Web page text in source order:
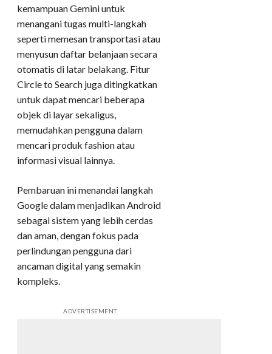
kemampuan Gemini untuk
menangani tugas multi-langkah
seperti memesan transportasi atau
menyusun daftar belanjaan secara
otomatis di latar belakang. Fitur
Circle to Search juga ditingkatkan
untuk dapat mencari beberapa
objek di layar sekaligus,
memudahkan pengguna dalam
mencari produk fashion atau
informasi visual lainnya.
Pembaruan ini menandai langkah
Google dalam menjadikan Android
sebagai sistem yang lebih cerdas
dan aman, dengan fokus pada
perlindungan pengguna dari
ancaman digital yang semakin
kompleks.
ADVERTISEMENT